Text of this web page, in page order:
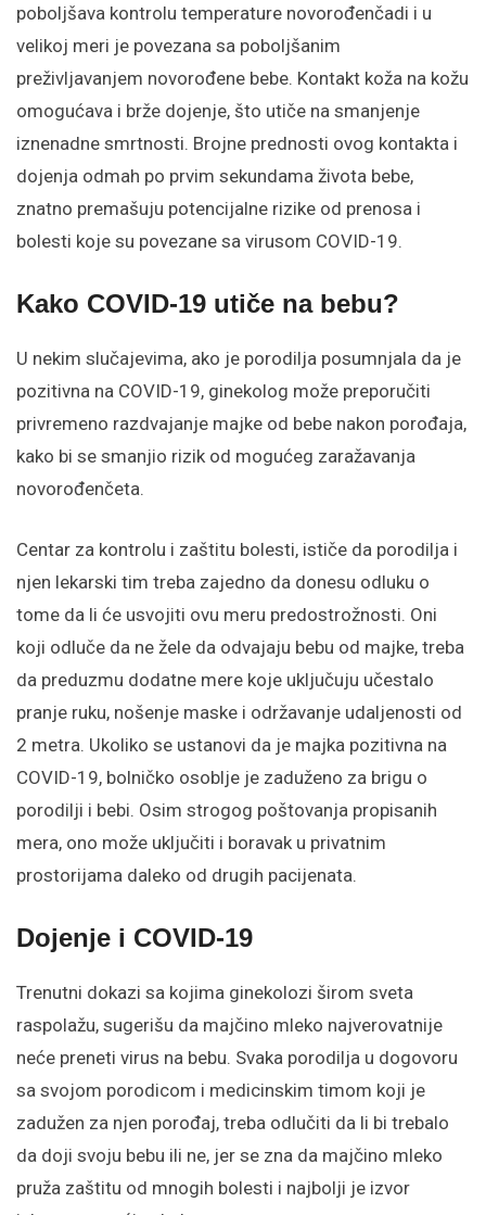
poboljšava kontrolu temperature novorođenčadi i u
velikoj meri je povezana sa poboljšanim
preživljavanjem novorođene bebe. Kontakt koža na kožu
omogućava i brže dojenje, što utiče na smanjenje
iznenadne smrtnosti. Brojne prednosti ovog kontakta i
dojenja odmah po prvim sekundama života bebe,
znatno premašuju potencijalne rizike od prenosa i
bolesti koje su povezane sa virusom COVID-19.
Kako COVID-19 utiče na bebu?
U nekim slučajevima, ako je porodilja posumnjala da je
pozitivna na COVID-19, ginekolog može preporučiti
privremeno razdvajanje majke od bebe nakon porođaja,
kako bi se smanjio rizik od mogućeg zaražavanja
novorođenčeta.
Centar za kontrolu i zaštitu bolesti, ističe da porodilja i
njen lekarski tim treba zajedno da donesu odluku o
tome da li će usvojiti ovu meru predostrožnosti. Oni
koji odluče da ne žele da odvajaju bebu od majke, treba
da preduzmu dodatne mere koje uključuju učestalo
pranje ruku, nošenje maske i održavanje udaljenosti od
2 metra. Ukoliko se ustanovi da je majka pozitivna na
COVID-19, bolničko osoblje je zaduženo za brigu o
porodilji i bebi. Osim strogog poštovanja propisanih
mera, ono može uključiti i boravak u privatnim
prostorijama daleko od drugih pacijenata.
Dojenje i COVID-19
Trenutni dokazi sa kojima ginekolozi širom sveta
raspolažu, sugerišu da majčino mleko najverovatnije
neće preneti virus na bebu. Svaka porodilja u dogovoru
sa svojom porodicom i medicinskim timom koji je
zadužen za njen porođaj, treba odlučiti da li bi trebalo
da doji svoju bebu ili ne, jer se zna da majčino mleko
pruža zaštitu od mnogih bolesti i najbolji je izvor